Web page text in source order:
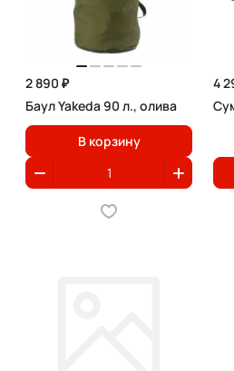
2 890 ₽
Баул Yakeda 90 л., олива
В корзину
4